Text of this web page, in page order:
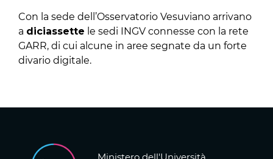
Con la sede dell’Osservatorio Vesuviano arrivano
a diciassette le sedi INGV connesse con la rete
GARR, di cui alcune in aree segnate da un forte
divario digitale.